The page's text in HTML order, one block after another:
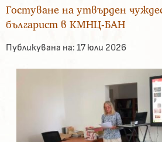
Гостуване на утвърден
българист в КМНЦ-БАН
Публикувана на: 17 юли 2026